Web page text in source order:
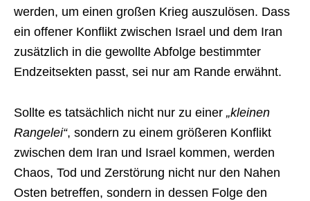
werden, um einen großen Krieg auszulösen. Dass
ein offener Konflikt zwischen Israel und dem Iran
zusätzlich in die gewollte Abfolge bestimmter
Endzeitsekten passt, sei nur am Rande erwähnt.
Sollte es tatsächlich nicht nur zu einer „kleinen
Rangelei“, sondern zu einem größeren Konflikt
zwischen dem Iran und Israel kommen, werden
Chaos, Tod und Zerstörung nicht nur den Nahen
Osten betreffen, sondern in dessen Folge den